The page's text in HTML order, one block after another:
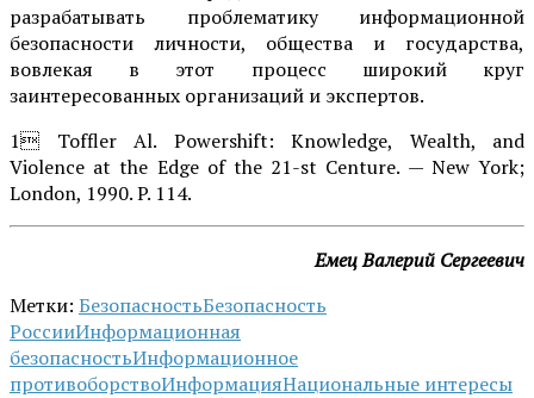
разрабатывать проблематику информационной
безопасности личности, общества и государства,
вовлекая в этот процесс широкий круг
заинтересованных организаций и экспертов.
1 Toffler Al. Powershift: Knowledge, Wealth, and
Violence at the Edge of the 21-st Centure. — New York;
London, 1990. P. 114.
Емец Валерий Сергеевич
Метки: БезопасностьБезопасность
РоссииИнформационная
безопасностьИнформационное
противоборствоИнформацияНациональные интересы